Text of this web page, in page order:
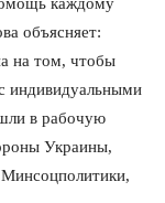
объясняет:
на том, чтобы
индивидуальными
в рабочую
Украины,